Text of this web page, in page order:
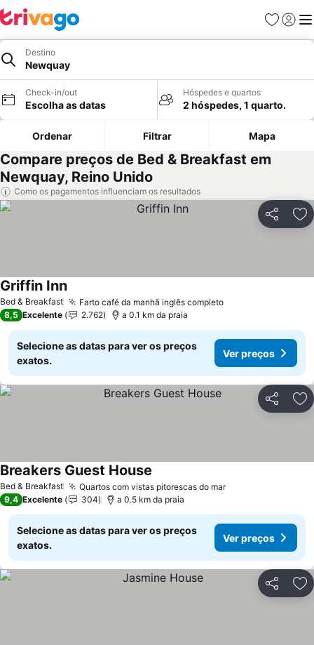
Favoritos
Iniciar
Destino
Newquay
Check-in/out
Escolha as datas
Hóspedes e quartos
2 hóspedes, 1 quarto.
Ordenar Filtrar Mapa
Compare preços de Bed & Breakfast em
Newquay, Reino Unido
Como os pagamentos influenciam os resultados
Partilhar
Bed & Breakfast Farto café da manhã inglês completo
Griffin Inn
8,5 Excelente 2.762 a 0.1 km da praia
Selecione as datas para ver os preços
exatos.
Ver preços
Partilhar
Bed & Breakfast Quartos com vistas pitorescas do mar
Breakers Guest House
9,4 Excelente 304 a 0.5 km da praia
Selecione as datas para ver os preços
exatos.
Ver preços
Partilhar